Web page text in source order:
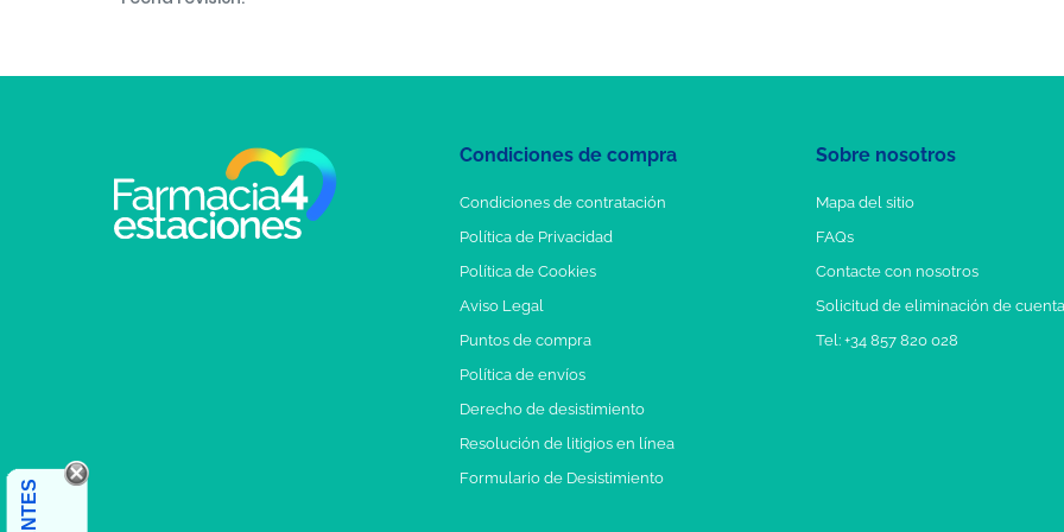
Condiciones de compra
Condiciones de contratación
Política de Privacidad
Política de Cookies
Aviso Legal
Puntos de compra
Política de envíos
Derecho de desistimiento
Resolución de litigios en línea
Formulario de Desistimiento
Sobre nosotros
Mapa del sitio
FAQs
Contacte con nosotros
Solicitud de eliminación de cuenta
Tel: +34 857 820 028